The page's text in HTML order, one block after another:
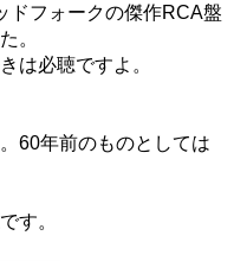
ドフォークの傑作RCA盤
。
は必聴ですよ。
60年前のものとしては
す。